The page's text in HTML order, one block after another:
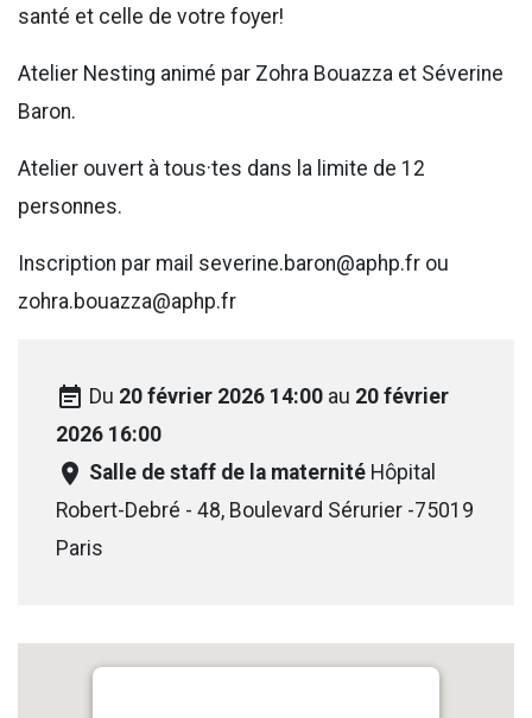
santé et celle de votre foyer!
Atelier Nesting animé par Zohra Bouazza et Séverine
Baron.
Atelier ouvert à tous·tes dans la limite de 12
personnes.
Inscription par mail severine.baron@aphp.fr ou
zohra.bouazza@aphp.fr
event_note Du 20 février 2026 14:00 au 20 février
2026 16:00
room Salle de staff de la maternité Hôpital
Robert-Debré - 48, Boulevard Sérurier -75019
Paris